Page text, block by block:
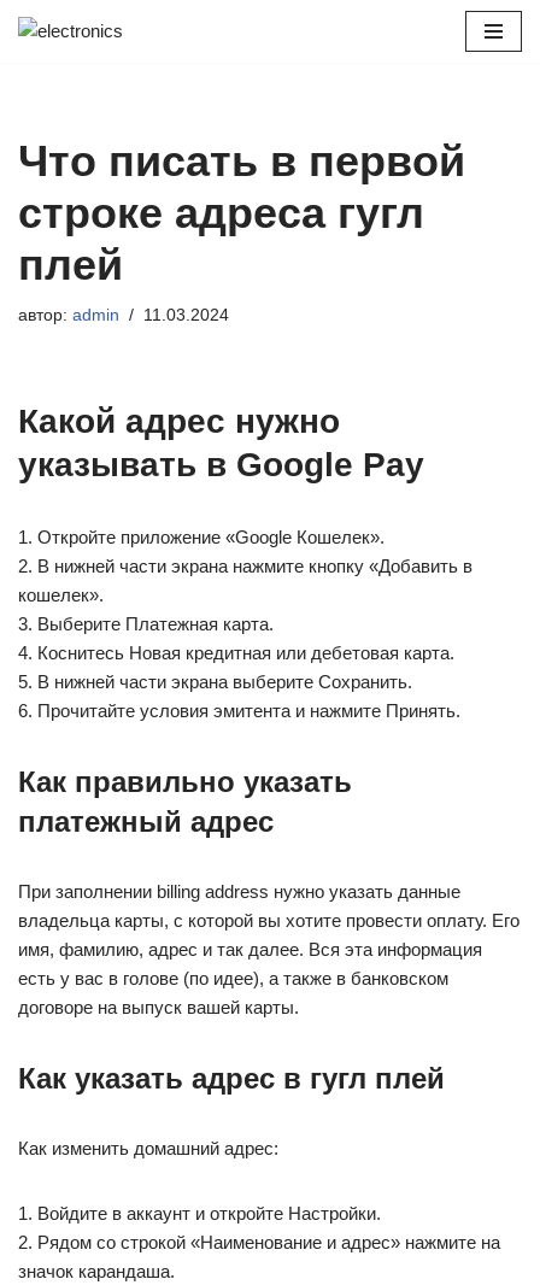
Что писать в первой
строке адреса гугл
плей
автор: admin 11.03.2024
Какой адрес нужно
указывать в Google Pay
1. Откройте приложение «Google Кошелек».
2. В нижней части экрана нажмите кнопку «Добавить в
кошелек».
3. Выберите Платежная карта.
4. Коснитесь Новая кредитная или дебетовая карта.
5. В нижней части экрана выберите Сохранить.
6. Прочитайте условия эмитента и нажмите Принять.
Как правильно указать
платежный адрес
При заполнении billing address нужно указать данные
владельца карты, с которой вы хотите провести оплату. Его
имя, фамилию, адрес и так далее. Вся эта информация
есть у вас в голове (по идее), а также в банковском
договоре на выпуск вашей карты.
Как указать адрес в гугл плей
Как изменить домашний адрес:
1. Войдите в аккаунт и откройте Настройки.
2. Рядом со строкой «Наименование и адрес» нажмите на
значок карандаша.